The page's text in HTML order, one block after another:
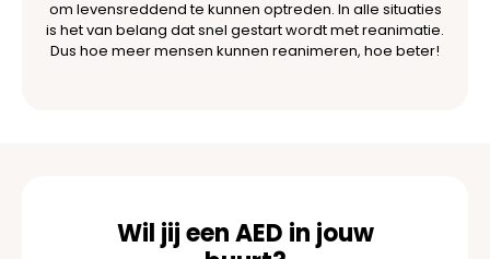
om levensreddend te kunnen optreden. In alle situaties
is het van belang dat snel gestart wordt met reanimatie.
Dus hoe meer mensen kunnen reanimeren, hoe beter!
Wil jij een AED in jouw